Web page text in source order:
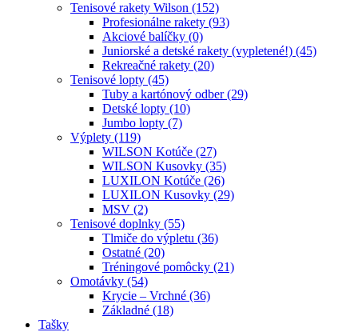
Tenisové rakety Wilson (152)
Profesionálne rakety (93)
Akciové balíčky (0)
Juniorské a detské rakety (vypletené!) (45)
Rekreačné rakety (20)
Tenisové lopty (45)
Tuby a kartónový odber (29)
Detské lopty (10)
Jumbo lopty (7)
Výplety (119)
WILSON Kotúče (27)
WILSON Kusovky (35)
LUXILON Kotúče (26)
LUXILON Kusovky (29)
MSV (2)
Tenisové doplnky (55)
Tlmiče do výpletu (36)
Ostatné (20)
Tréningové pomôcky (21)
Omotávky (54)
Krycie – Vrchné (36)
Základné (18)
Tašky